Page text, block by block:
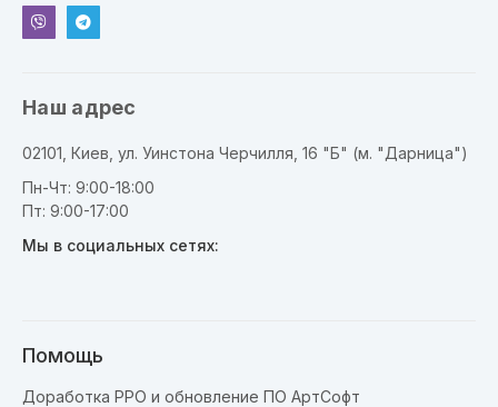
Наш адрес
02101, Киев, ул. Уинстона Черчилля, 16 "Б" (м. "Дарница")
Пн-Чт: 9:00-18:00
Пт: 9:00-17:00
Мы в социальных сетях:
Помощь
Доработка РРО и обновление ПО АртСофт